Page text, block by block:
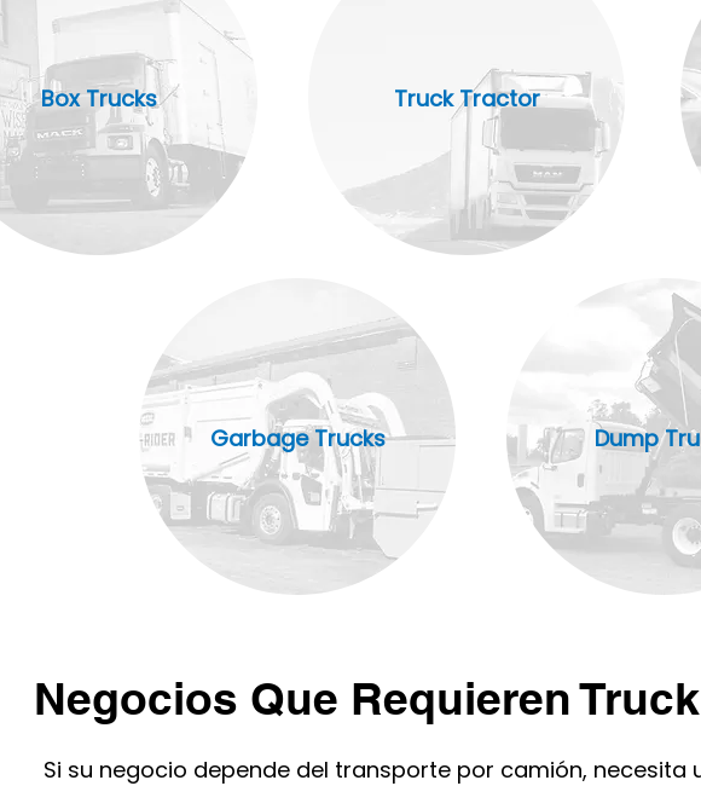
Box Trucks Truck Tractor
Garbage Trucks Dump
Negocios Que Requieren
Si su negocio depende del transporte por camión, necesita